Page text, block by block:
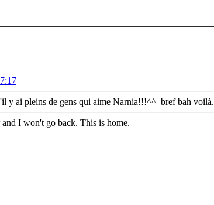
y ai pleins de gens qui aime Narnia!!!^^ bref bah voilà.
I won't go back. This is home.